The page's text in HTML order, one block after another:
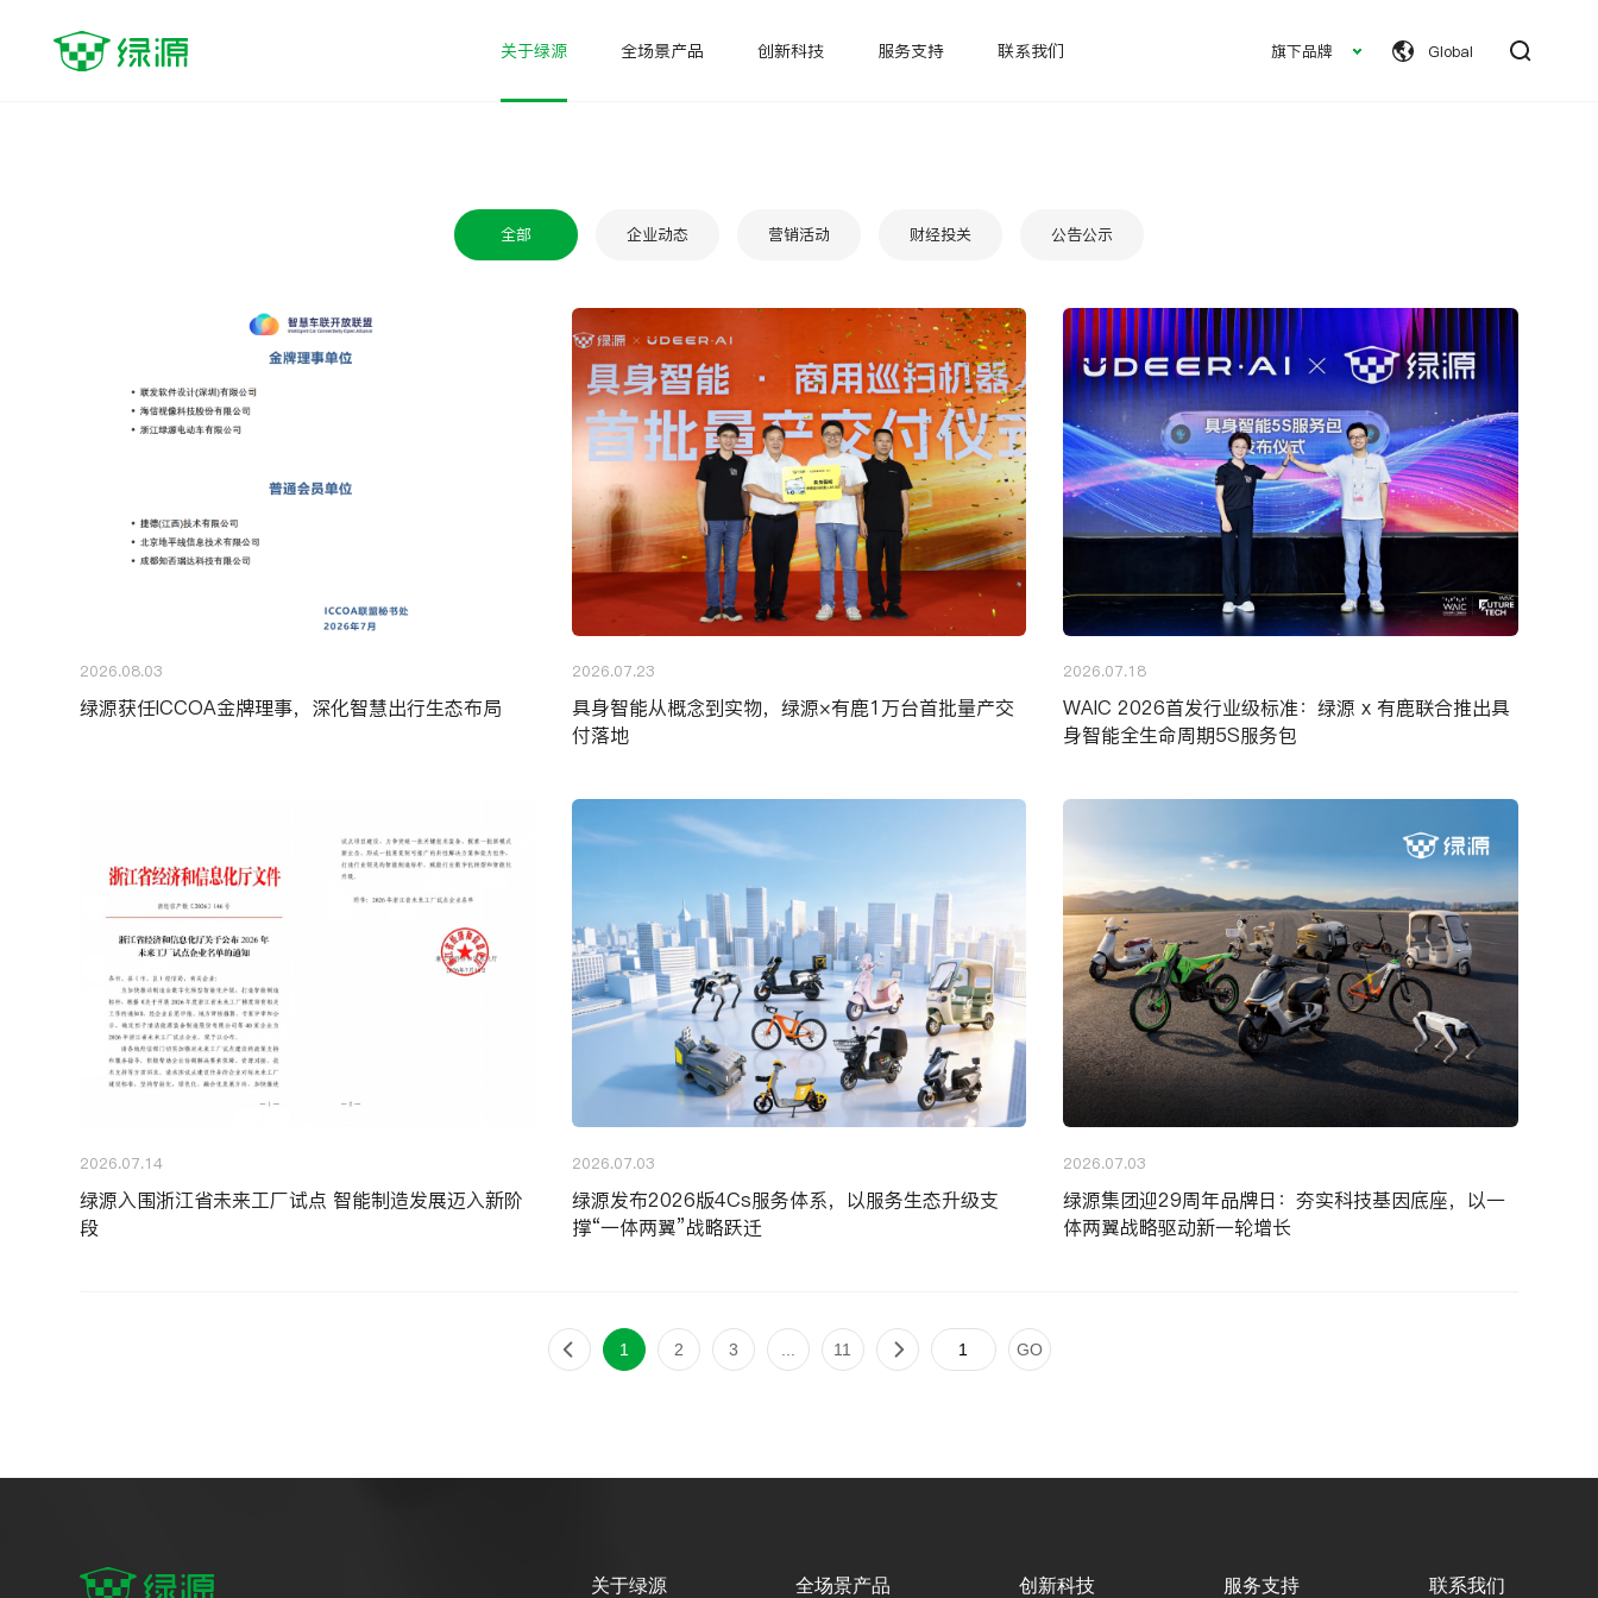
关于绿源 全场景产品
Moda系列
S75 S70-PRO S75-Ultra
注：官网仅展示部分在售车型，更多车型和历史产品信息请咨询官方客服。
创新科技 服务支持 联系我们 旗下品牌 Global
全部 企业动态 营销活动 财经投关 公告公示
2026.08.03
绿源获任ICCOA金牌理事，深化智慧出行生态布局
2026.07.23
具身智能从概念到实物，绿源×有鹿1万台首批量产交
付落地
2026.07.18
WAIC 2026首发行业级标准：绿源 x 有鹿联合推出具
身智能全生命周期5S服务包
2026.07.14
绿源入围浙江省未来工厂试点 智能制造发展迈入新阶
段
2026.07.03
绿源发布2026版4Cs服务体系，以服务生态升级支
撑“一体两翼”战略跃迁
2026.07.03
绿源集团迎29周年品牌日：夯实科技基因底座，以一
体两翼战略驱动新一轮增长
1 2 3 11 GO
关于绿源 全场景产品 创新科技 服务支持 联系我们